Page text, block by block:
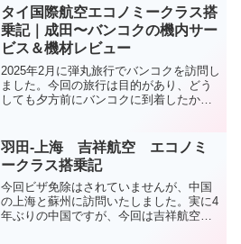
ロッコまで行くことができたのです。オ
ーストリア航空は初めて利用したのです
がとても利用しやすい航空会社だと感じ
ました。
タイ国際航空エコノミークラス搭
乗記｜成田〜バンコクの機内サー
ビス＆機材レビュー
2025年2月に弾丸旅行でバンコクを訪問し
ました。今回の旅行は目的があり、どう
しても夕方前にバンコクに到着したかっ
田 - バンコク間のタイ国際航空エコノミ
ークラス搭乗記をお届けします。
羽田-上海 吉祥航空 エコノミ
ークラス搭乗記
今回ビザ免除はされていませんが、中国
の上海と蘇州に訪問いたしました。実に4
年ぶりの中国ですが、今回は吉祥航空の